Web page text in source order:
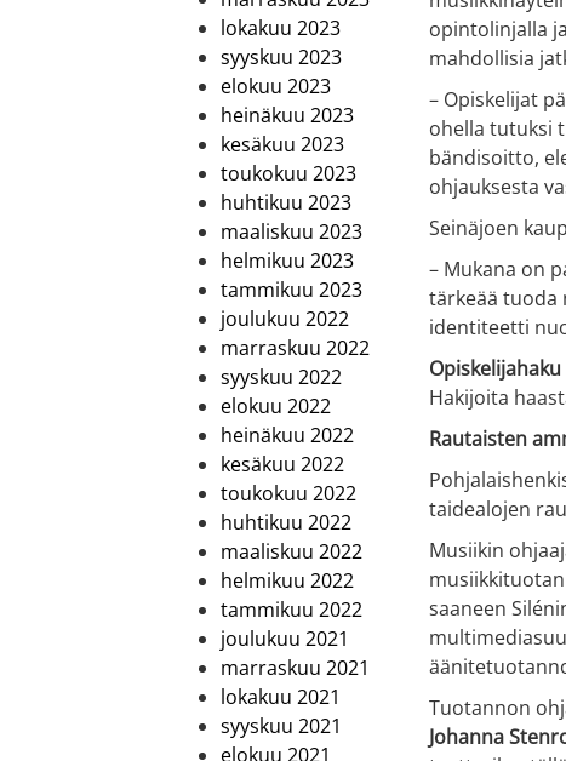
lokakuu 2023
syyskuu 2023
elokuu 2023
heinäkuu 2023
kesäkuu 2023
toukokuu 2023
huhtikuu 2023
maaliskuu 2023
helmikuu 2023
tammikuu 2023
joulukuu 2022
marraskuu 2022
syyskuu 2022
elokuu 2022
heinäkuu 2022
kesäkuu 2022
toukokuu 2022
huhtikuu 2022
maaliskuu 2022
helmikuu 2022
tammikuu 2022
joulukuu 2021
marraskuu 2021
lokakuu 2021
syyskuu 2021
elokuu 2021
opintolinjalla
mahdollisia
– Opiskelijat
ohella tutuksi
bändisoitto,
ohjauksesta
Seinäjoen
– Mukana on
tärkeää tuoda
identiteetti
Hakijoita
Rautaisten
taidealojen
Musiikin
saaneen
Tuotannon
Johanna